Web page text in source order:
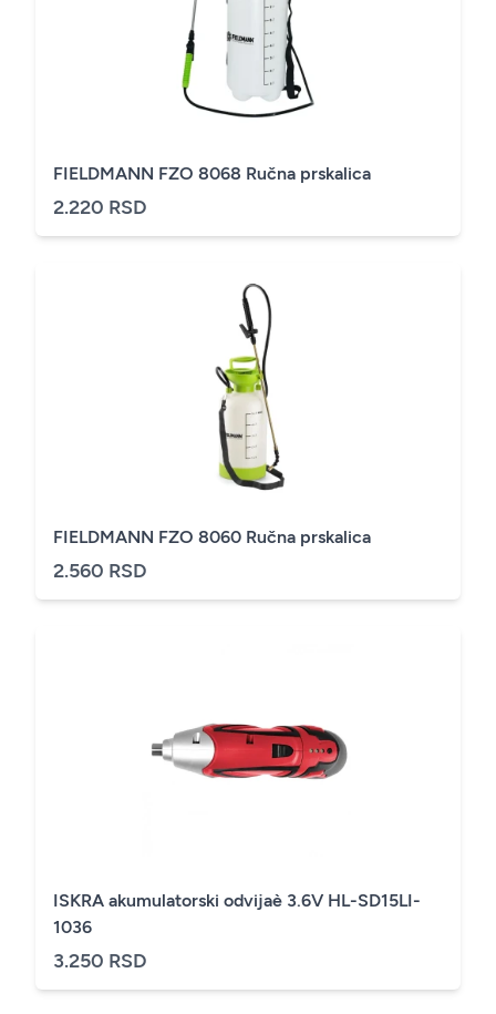
FIELDMANN FZO 8068 Ručna prskalica
2.220 RSD
FIELDMANN FZO 8060 Ručna prskalica
2.560 RSD
ISKRA akumulatorski odvijaè 3.6V HL-SD15LI-
1036
3.250 RSD